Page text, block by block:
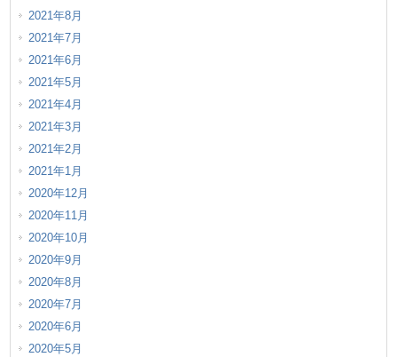
2021年8月
2021年7月
2021年6月
2021年5月
2021年4月
2021年3月
2021年2月
2021年1月
2020年12月
2020年11月
2020年10月
2020年9月
2020年8月
2020年7月
2020年6月
2020年5月